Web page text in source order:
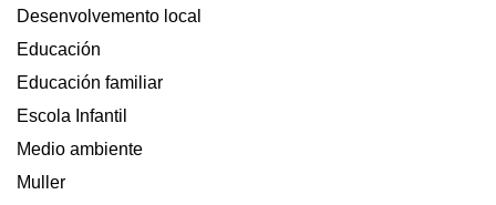
MILLADOIRO
Desenvolvemento local
Educación
Educación familiar
Escola Infantil
Medio ambiente
Muller